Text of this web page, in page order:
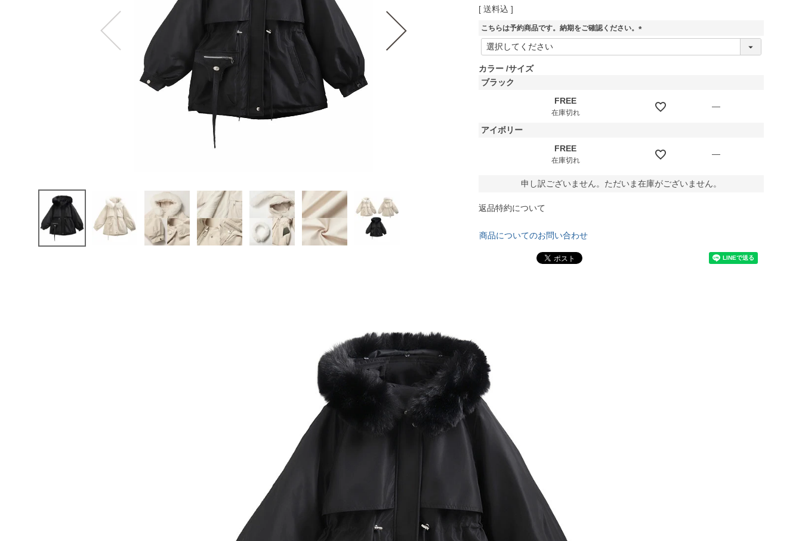
送料込
こちらは予約商品です。納期をご確認ください。
(
カラー サイズ
ブラック
FREE
在庫切れ
—
アイボリー
FREE
在庫切れ
—
申し訳ございません。ただいま在庫がございません。
返品特約について
商品についてのお問い合わせ